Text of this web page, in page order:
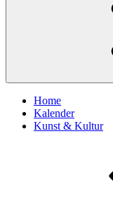
Home
Kalender
Kunst & Kultur